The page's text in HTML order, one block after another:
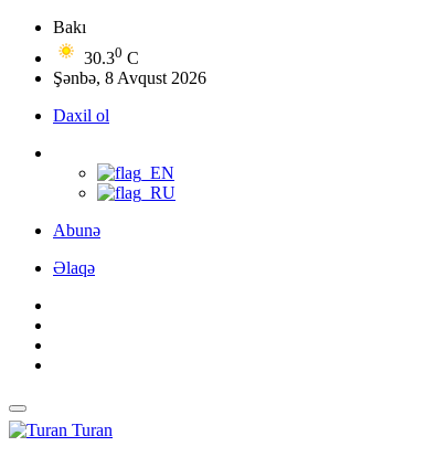
Bakı
30.30 C
Şənbə, 8 Avqust 2026
Daxil ol
Abunə
Əlaqə
Turan